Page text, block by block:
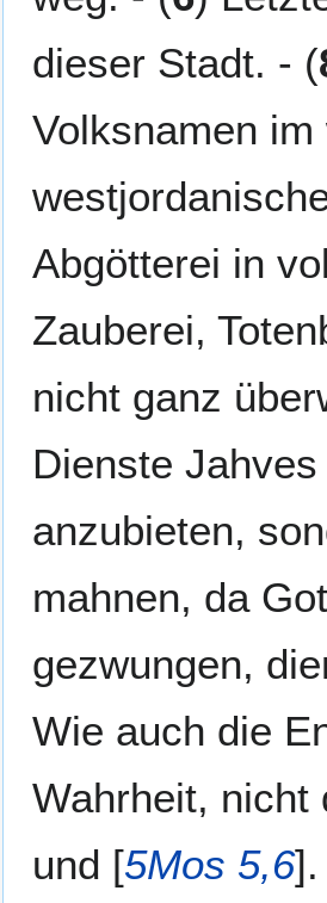
dieser Stadt. - (
Volksnamen
Abgötterei in
Zauberei,
nicht ganz
Dienste
anzubieten,
mahnen, da
gezwungen,
Wie auch die
Wahrheit, nicht
und [5Mos 5,6